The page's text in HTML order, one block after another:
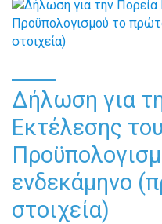
Δήλωση για
Εκτέλεσης του
ενδεκάμηνο
στοιχεία)